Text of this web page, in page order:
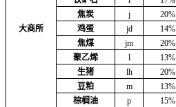
大商所
焦炭
j 20%
鸡蛋
jd 14%
焦煤
jm 20%
聚乙烯
l 13%
生猪
lh 20%
豆粕
m 13%
棕榈油
p 15%